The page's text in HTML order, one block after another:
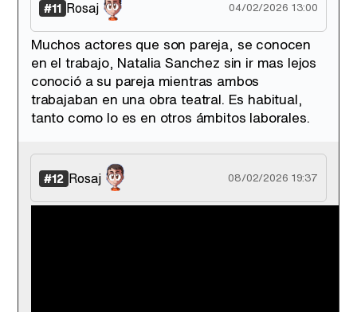
#11 Rosaj 04/02/2026 13:00
Muchos actores que son pareja, se conocen
en el trabajo, Natalia Sanchez sin ir mas lejos
conoció a su pareja mientras ambos
trabajaban en una obra teatral. Es habitual,
tanto como lo es en otros ámbitos laborales.
#12 Rosaj 08/02/2026 19:37